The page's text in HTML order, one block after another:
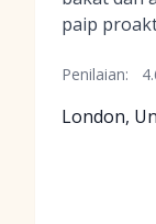
paip
Penilaian:
London,